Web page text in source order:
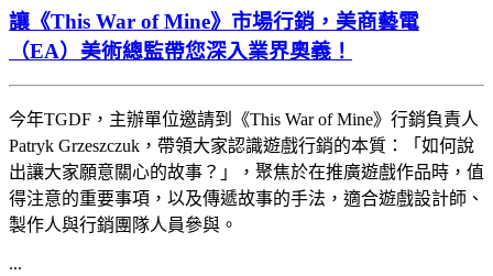
讓《This War of Mine》市場行銷，美商藝電
（EA）美術總監帶您深入業界奧義！
今年TGDF，主辦單位邀請到《This War of Mine》行銷負責人
Patryk Grzeszczuk，帶領大家認識遊戲行銷的本質：「如何說
出讓大家願意關心的故事？」，聚焦於在推廣遊戲作品時，值
得注意的重要事項，以及傳遞故事的手法，適合遊戲設計師、
製作人與行銷團隊人員參與。
...